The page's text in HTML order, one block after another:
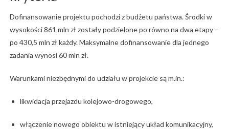
Dofinansowanie projektu pochodzi z budżetu państwa. Środki w
wysokości 861 mln zł zostały podzielone po równo na dwa etapy –
po 430,5 mln zł każdy. Maksymalne dofinansowanie dla jednego
zadania wynosi 60 mln zł.
Warunkami niezbędnymi do udziału w projekcie są m.in.:
likwidacja przejazdu kolejowo-drogowego,
włączenie nowego obiektu w istniejący układ komunikacyjny,